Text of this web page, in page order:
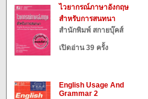
ไวยากรณ์ภาษาอังกฤษ
สำหรับการสนทนา
สำนักพิมพ์ สกายบุ๊คส์
เปิดอ่าน 39 ครั้ง
English Usage And
Grammar 2